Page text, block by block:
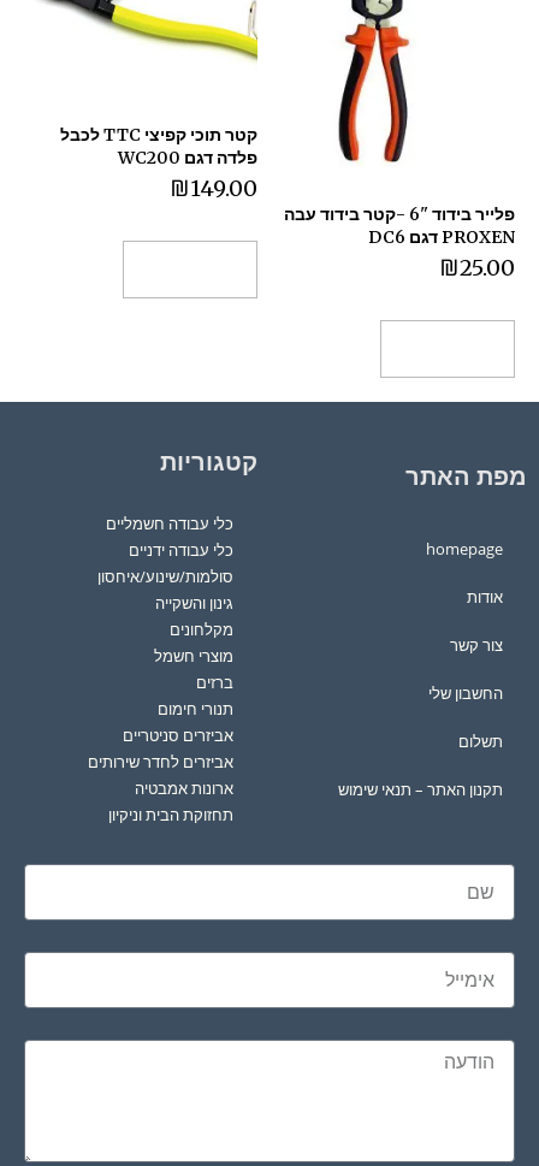
פלייר בידוד "6 -קטר בידוד עבה
PROXEN דגם DC6
₪25.00
קטר תוכי קפיצי TTC לכבל
פלדה דגם WC200
₪149.00
מפת האתר
homepage
אודות
צור קשר
החשבון שלי
תשלום
תקנון האתר – תנאי שימוש
קטגוריות
כלי עבודה חשמליים
כלי עבודה ידניים
סולמות/שינוע/איחסון
גינון והשקייה
מקלחונים
מוצרי חשמל
ברזים
תנורי חימום
אביזרים סניטריים
אביזרים לחדר שירותים
ארונות אמבטיה
תחזוקת הבית וניקיון